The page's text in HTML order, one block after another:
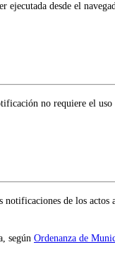
desde el
no requiere el
de los
según Ordenanza de